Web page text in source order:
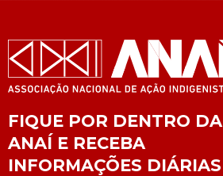
FIQUE POR DENTRO DA
ANAÍ E RECEBA
INFORMAÇÕES DIÁRIAS